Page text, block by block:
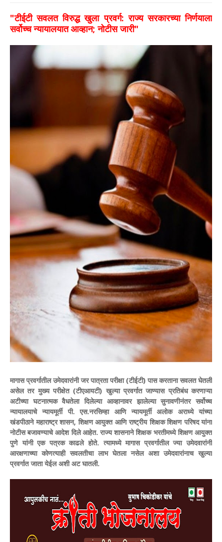
​"टीईटी सवलत विरुद्ध खुला प्रवर्ग: राज्य सरकारच्या निर्णयाला
सर्वोच्च न्यायालयात आव्हान; नोटीस जारी"
मागास प्रवर्गातील उमेदवारांनी जर पात्रता परीक्षा (टीईटी) पास करताना सवलत घेतली
असेल तर मुख्य परीक्षेत (टीएआयटी) खुल्या प्रवर्गात जाण्यास प्रतिबंध करणाऱ्या
अटीच्या घटनात्मक वैधतेला दिलेल्या आव्हानावर झालेल्या सुनावणीनंतर सर्वोच्च
न्यायालयाचे न्यायमूर्ती पी. एस.नरसिम्हा आणि न्यायमूर्ती अलोक अराध्ये यांच्या
खंडपीठाने महाराष्ट्र शासन, शिक्षण आयुक्त आणि राष्ट्रीय शिक्षक शिक्षण परिषद यांना
नोटीस बजावण्याचे आदेश दिले आहेत. राज्य शासनाने शिक्षक भरतीमध्ये शिक्षण आयुक्त
पुणे यांनी एक पत्रक काढले होते. त्यामध्ये मागास प्रवर्गातील ज्या उमेदवारांनी
आरक्षणाच्या कोणत्याही सवलतीचा लाभ घेतला नसेल अशा उमेदवारांनाच खुल्या
प्रवर्गात जाता येईल अशी अट घातली.